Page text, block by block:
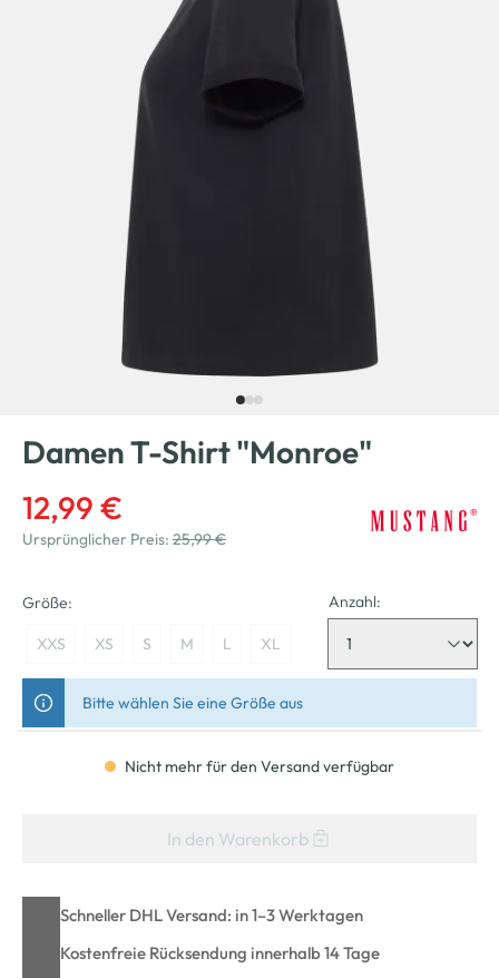
Damen T-Shirt "Monroe"
12,99 €
Ursprünglicher Preis: 25,99 €
Größe:
XXS XS S M L XL
Anzahl:
Bitte wählen Sie eine Größe aus
Nicht mehr für den Versand verfügbar
In den Warenkorb
Schneller DHL Versand: in 1–3 Werktagen
Kostenfreie Rücksendung innerhalb 14 Tage